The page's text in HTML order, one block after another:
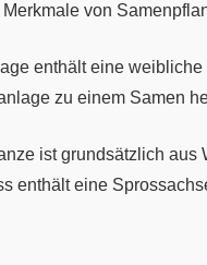
von
enthält eine
zu einem Samen
ist grundsätzlich aus
enthält eine